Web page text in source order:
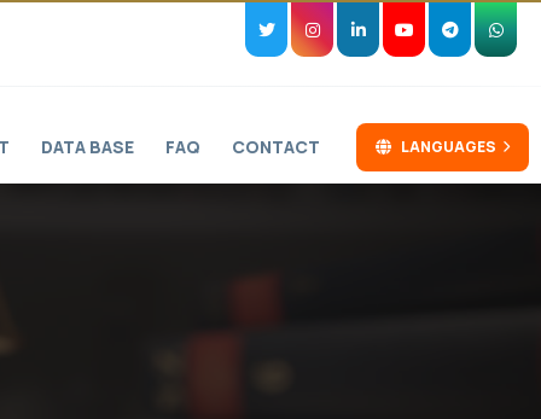
DATA BASE FAQ CONTACT LANGUAGES